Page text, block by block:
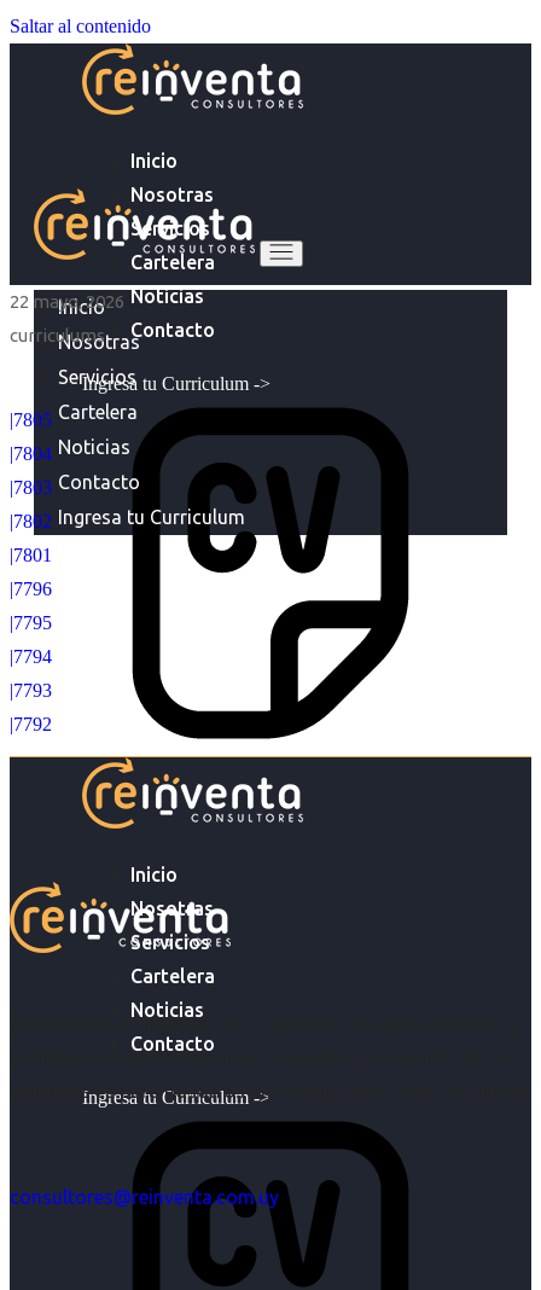
Saltar al contenido
Inicio
Nosotras
Servicios
Cartelera
Noticias
Contacto
Ingresa tu Curriculum ->
Inicio
Nosotras
Servicios
Cartelera
Noticias
Contacto
Ingresa tu Curriculum ->
Inicio
Nosotras
Servicios
Cartelera
Noticias
Contacto
Ingresa tu Curriculum
22 mayo, 2026
curriculums
|7805
|7804
|7803
|7802
|7801
|7796
|7795
|7794
|7793
|7792
Acompañar a empresas en su gestión de capital humano y
acompañar a personas en la búsqueda y encuentro de sus
objetivos es para nosotros un trabajo, pero antes un placer.
consultores@reinventa.com.uy